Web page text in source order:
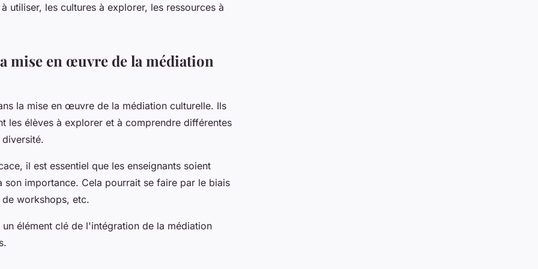
utiliser, les cultures à explorer, les ressources à
mise en œuvre de la médiation
la mise en œuvre de la médiation culturelle. Ils
les élèves à explorer et à comprendre différentes
il est essentiel que les enseignants soient
son importance. Cela pourrait se faire par le biais
workshops, etc.
élément clé de l'intégration de la médiation